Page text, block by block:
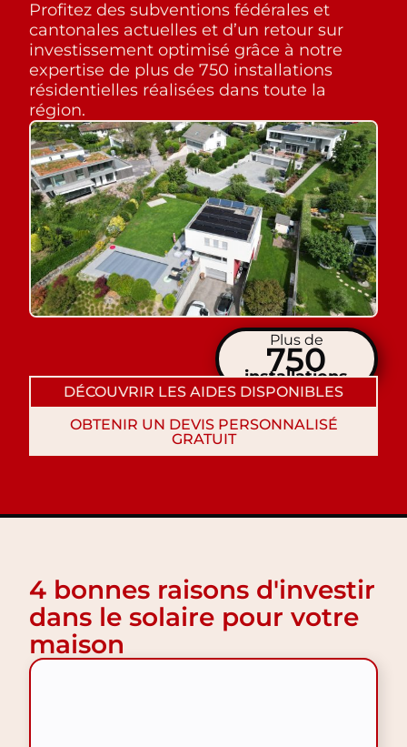
Profitez des subventions fédérales et
cantonales actuelles et d’un retour sur
investissement optimisé grâce à notre
expertise de plus de 750 installations
résidentielles réalisées dans toute la
région.
Plus de
750
installations
DÉCOUVRIR LES AIDES DISPONIBLES
OBTENIR UN DEVIS PERSONNALISÉ
GRATUIT
4 bonnes raisons d'investir
dans le solaire pour votre
maison